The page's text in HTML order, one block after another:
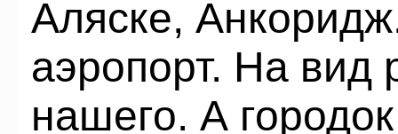
Аляске,
аэропорт. На вид
нашего. А